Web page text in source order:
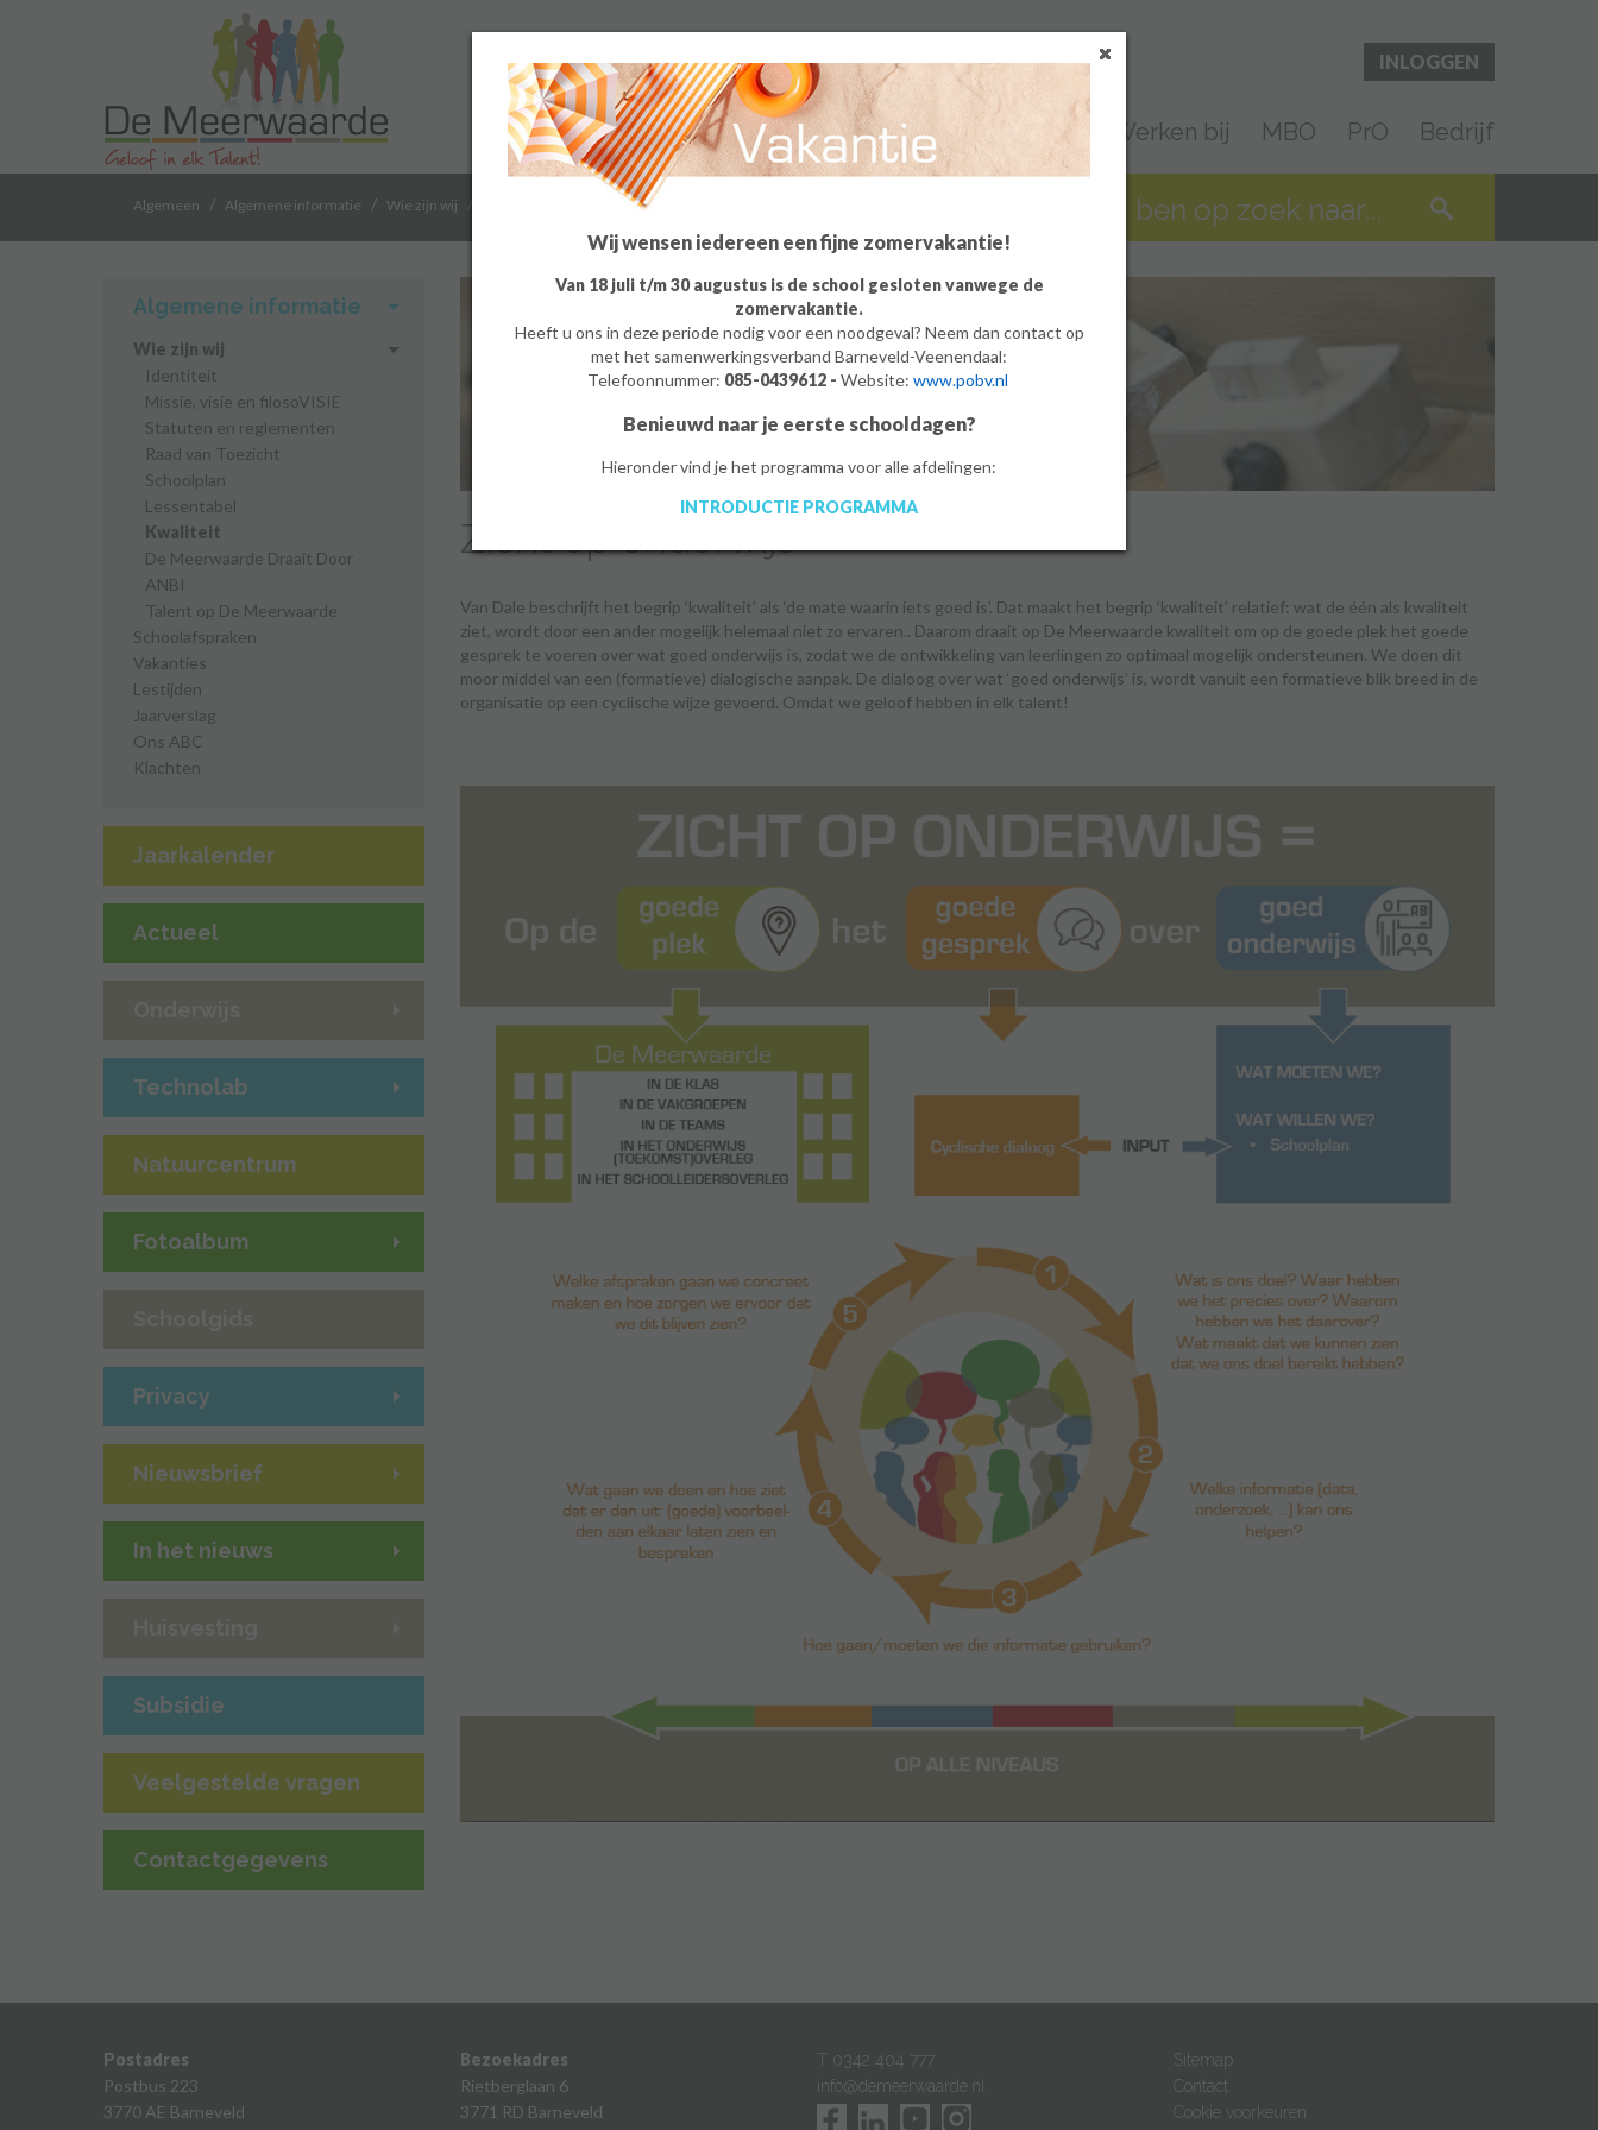
Wij wensen iedereen een fijne zomervakantie!
Van 18 juli t/m 30 augustus is de school gesloten vanwege de
zomervakantie.
Heeft u ons in deze periode nodig voor een noodgeval? Neem dan contact op
met het samenwerkingsverband Barneveld-Veenendaal:
Telefoonnummer: 085-0439612 - Website: www.pobv.nl
Benieuwd naar je eerste schooldagen?
Hieronder vind je het programma voor alle afdelingen:
INTRODUCTIE PROGRAMMA
INLOGGEN
o
m
Algemeen Groep 8 Ouders Leerlingen Werken bij MBO PrO Bedrijf
Algemeen / Algemene informatie / Wie zijn wij /
Algemene informatie
Wie zijn wij
Identiteit
Missie, visie en filosoVISIE
Statuten en reglementen
Raad van Toezicht
Schoolplan
Lessentabel
Kwaliteit
De Meerwaarde Draait Door
ANBI
Talent op De Meerwaarde
Schoolafspraken
Vakanties
Lestijden
Jaarverslag
Ons ABC
Klachten
Jaarkalender
Actueel
Technolab
Natuurcentrum
Fotoalbum
Privacy
Nieuwsbrief
In het nieuws
Subsidie
Veelgestelde vragen
Contactgegevens
Zicht op onderwijs
Van Dale beschrijft het begrip ‘kwaliteit’ als ‘de mate waarin iets goed is’. Dat maakt het begrip ‘kwaliteit’ relatief: wat de één als kwaliteit
ziet, wordt door een ander mogelijk helemaal niet zo ervaren.. Daarom draait op De Meerwaarde kwaliteit om op de goede plek het goede
gesprek te voeren over wat goed onderwijs is, zodat we de ontwikkeling van leerlingen zo optimaal mogelijk ondersteunen. We doen dit
moor middel van een (formatieve) dialogische aanpak. De dialoog over wat ‘goed onderwijs’ is, wordt vanuit een formatieve blik breed in de
organisatie op een cyclische wijze gevoerd. Omdat we geloof hebben in elk talent!
Postadres
Postbus 223
3770 AE Barneveld
Bezoekadres
Rietberglaan 6
3771 RD Barneveld
T 0342 404 777
info@demeerwaarde.nl
Sitemap
Contact
Cookie voorkeuren